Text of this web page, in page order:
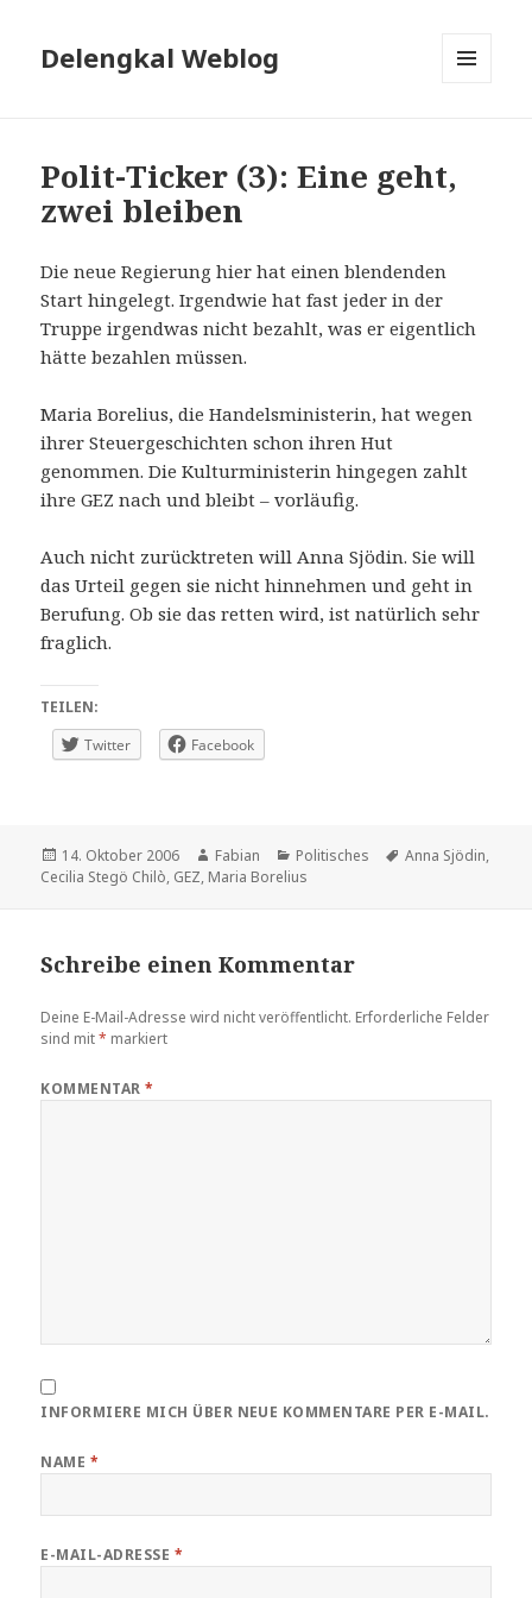
Delengkal Weblog
Polit-Ticker (3): Eine geht,
zwei bleiben
Die neue Regierung hier hat einen blendenden
Start hingelegt. Irgendwie hat fast jeder in der
Truppe irgendwas nicht bezahlt, was er eigentlich
hätte bezahlen müssen.
Maria Borelius, die Handelsministerin, hat wegen
ihrer Steuergeschichten schon ihren Hut
genommen. Die Kulturministerin hingegen zahlt
ihre GEZ nach und bleibt – vorläufig.
Auch nicht zurücktreten will Anna Sjödin. Sie will
das Urteil gegen sie nicht hinnehmen und geht in
Berufung. Ob sie das retten wird, ist natürlich sehr
fraglich.
TEILEN:
Twitter
Facebook
Veröffentlicht
am
14. Oktober 2006 Autor
Fabian Kategorien
Politisches Schlagwörter
Anna Sjödin,
Cecilia Stegö Chilò, GEZ, Maria Borelius
Schreibe einen Kommentar
Deine E-Mail-Adresse wird nicht veröffentlicht. Erforderliche Felder
sind mit* markiert
KOMMENTAR*
INFORMIERE MICH ÜBER NEUE KOMMENTARE PER E-MAIL.
NAME *
E-MAIL-ADRESSE *